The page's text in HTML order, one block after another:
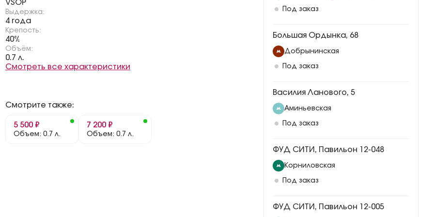
VSOP
Выдержка:
4 года
Крепость:
40%
Объём:
0.7 л.
Смотреть все характеристики
Смотрите также:
5 500 ₽
Объем: 0.7 л.
7 200 ₽
Объем: 0.7 л.
Под заказ
Большая Ордынка, 68
Добрынинская
Под заказ
Василия Ланового, 5
Аминьевская
Под заказ
ФУД СИТИ, Павильон 12-048
Корниловская
Под заказ
ФУД СИТИ, Павильон 12-005